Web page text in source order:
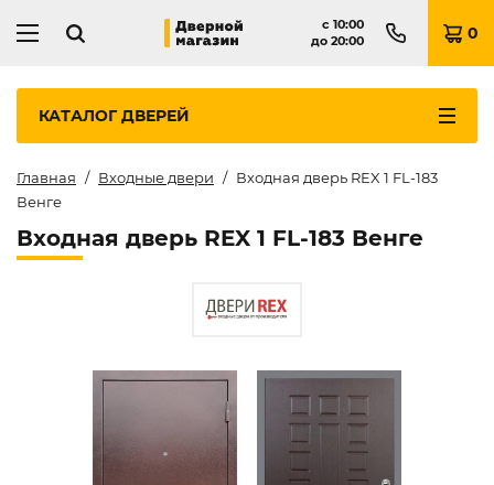
с 10:00
до 20:00 0
КАТАЛОГДВЕРЕЙ
Главная Входные двери
Входная дверь REX 1 FL-183
Венге
Входная дверь REX 1 FL-183 Венге